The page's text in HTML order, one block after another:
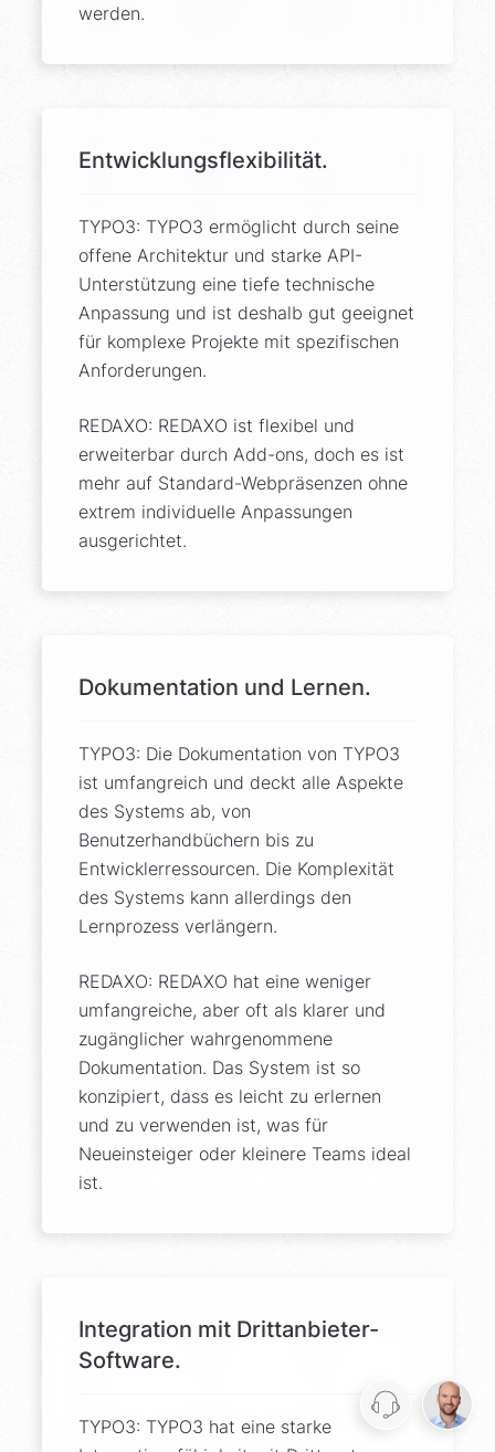
werden.
Entwicklungsflexibilität.
TYPO3: TYPO3 ermöglicht durch seine
offene Architektur und starke API-
Unterstützung eine tiefe technische
Anpassung und ist deshalb gut geeignet
für komplexe Projekte mit spezifischen
Anforderungen.
REDAXO: REDAXO ist flexibel und
erweiterbar durch Add-ons, doch es ist
mehr auf Standard-Webpräsenzen ohne
extrem individuelle Anpassungen
ausgerichtet.
Dokumentation und Lernen.
TYPO3: Die Dokumentation von TYPO3
ist umfangreich und deckt alle Aspekte
des Systems ab, von
Benutzerhandbüchern bis zu
Entwicklerressourcen. Die Komplexität
des Systems kann allerdings den
Lernprozess verlängern.
REDAXO: REDAXO hat eine weniger
umfangreiche, aber oft als klarer und
zugänglicher wahrgenommene
Dokumentation. Das System ist so
konzipiert, dass es leicht zu erlernen
und zu verwenden ist, was für
Neueinsteiger oder kleinere Teams ideal
ist.
Integration mit Drittanbieter-
Software.
TYPO3: TYPO3 hat eine starke